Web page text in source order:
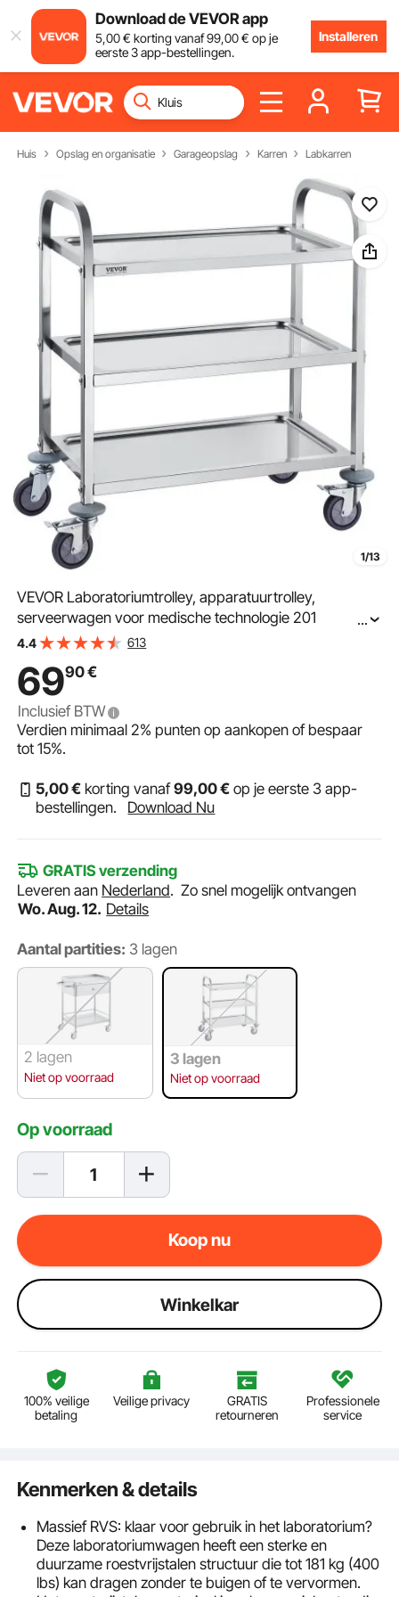
Download de VEVOR app
5,00€ korting vanaf99,00€ op je
eerste 3 app-bestellingen.
Installeren
Huis Opslag en organisatie Garageopslag Karren Labkarren
1/13
VEVOR Laboratoriumtrolley, apparatuurtrolley,
serveerwagen voor medische technologie 201
Roestvrijstalen draagbare opruimtrolley 100 kg
Laboratoriumrolwagen Medische trolley Drievoudig
ontwerp Zilver
...
4.4 613
6990€
Inclusief BTW
Verdien minimaal2% punten op aankopen of bespaar
tot15%.
5,00€ korting vanaf99,00€ op je eerste 3 app-
bestellingen.
Download Nu
GRATIS verzending
Leveren aan Nederland.Zo snel mogelijk ontvangen
Wo. Aug. 12. Details
Aantal partities: 3 lagen
2 lagen
Niet op voorraad
3 lagen
Niet op voorraad
Op voorraad
Koop nu
Winkelkar
100% veilige
betaling
Veilige privacy
GRATIS
retourneren
Professionele
service
Kenmerken & details
Massief RVS: klaar voor gebruik in het laboratorium?
Deze laboratoriumwagen heeft een sterke en
duurzame roestvrijstalen structuur die tot 181 kg (400
lbs) kan dragen zonder te buigen of te vervormen.